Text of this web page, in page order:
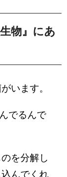
物』にあ
います。
でるんで
を分解し
んで くれ